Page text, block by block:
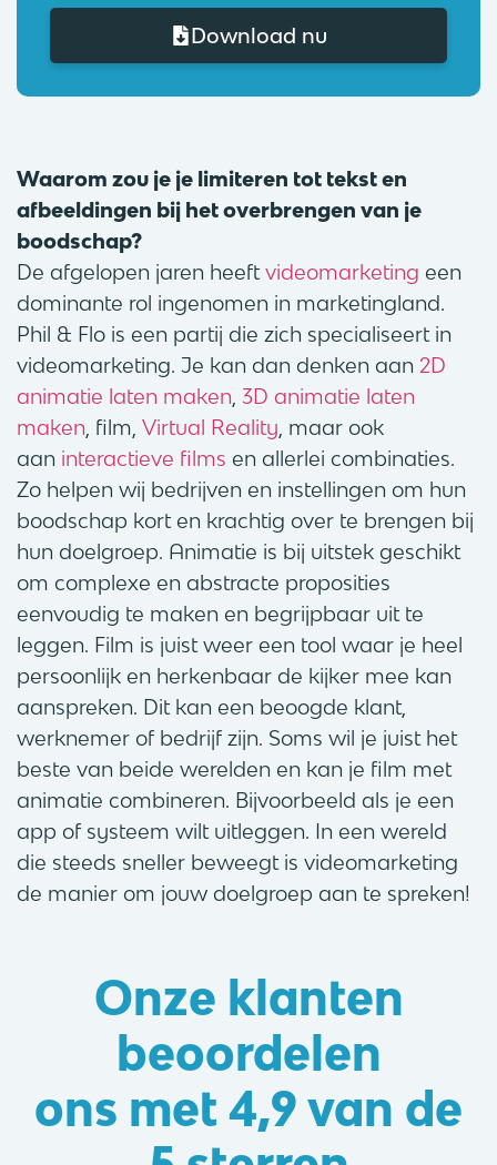
Download nu
Waarom zou je je limiteren tot tekst en
afbeeldingen bij het overbrengen van je
boodschap?
De afgelopen jaren heeftvideomarketing een
dominante rol ingenomen in marketingland.
Phil & Flo is een partij die zich specialiseert in
videomarketing. Je kan dan denken aan 2D
animatie laten maken 3D animatie laten
maken , film, Virtual Reality , maar ook
aan interactieve films en allerlei combinaties.
Zo helpen wij bedrijven en instellingen om hun
boodschap kort en krachtig over te brengen bij
hun doelgroep. Animatie is bij uitstek geschikt
om complexe en abstracte proposities
eenvoudig te maken en begrijpbaar uit te
leggen. Film is juist weer een tool waar je heel
persoonlijk en herkenbaar de kijker mee kan
aanspreken. Dit kan een beoogde klant,
werknemer of bedrijf zijn. Soms wil je juist het
beste van beide werelden en kan je film met
animatie combineren. Bijvoorbeeld als je een
app of systeem wilt uitleggen. In een wereld
die steeds sneller beweegt is videomarketing
de manier om jouw doelgroep aan te spreken!
Onze klanten
beoordelen
ons met 4,9 van de